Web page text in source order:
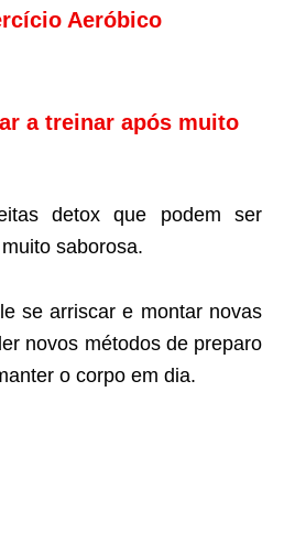
Aeróbico
a treinar após muito
detox que podem ser
saborosa.
se arriscar e montar novas
novos métodos de preparo
o corpo em dia.